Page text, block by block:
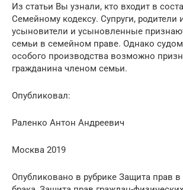
Из статьи Вы узнали, кто входит в
Семейному кодексу. Супруги, родители
усыновители и усыновленные
семьи в семейном праве. Однако
особого производства возможно
гражданина членом семьи.
Опубликовал:
Раленко Антон Андреевич
Москва 2019
Опубликовано в рубрике Защита прав